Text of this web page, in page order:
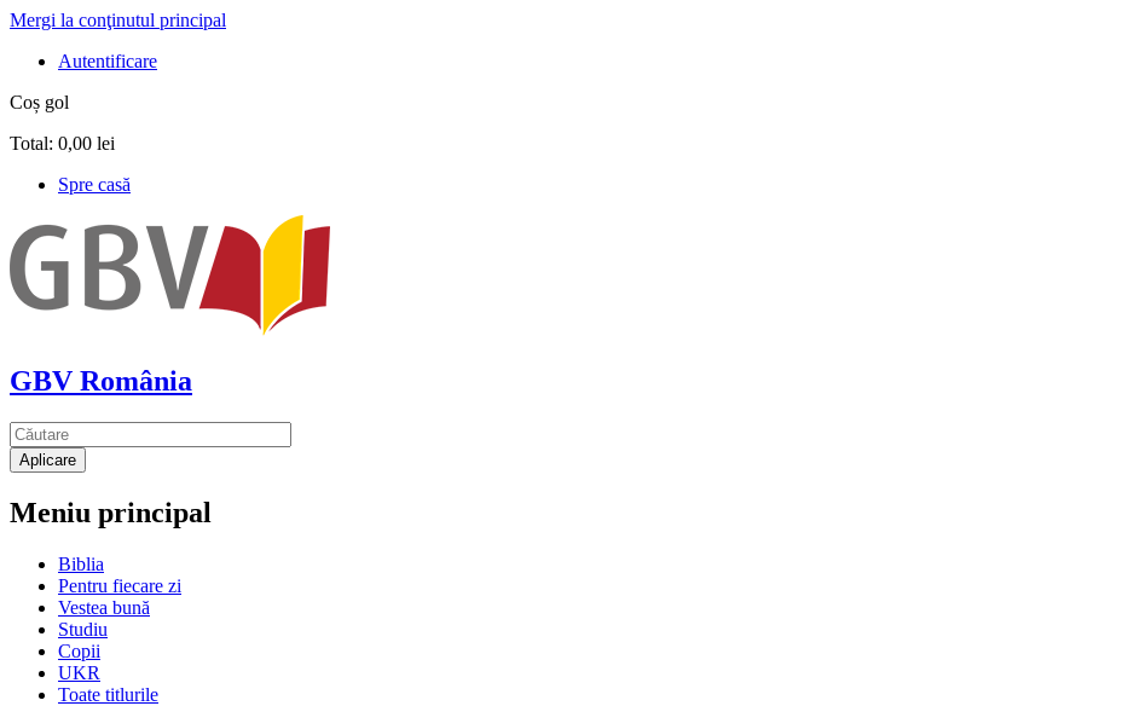
Mergi la conţinutul principal
Autentificare
Coș gol
Total: 0,00 lei
Spre casă
GBV România
Meniu principal
Biblia
Pentru fiecare zi
Vestea bună
Studiu
Copii
UKR
Toate titlurile